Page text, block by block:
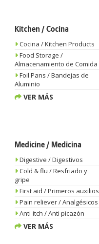
Kitchen / Cocina
Cocina / Kitchen Products
Food Storage /
Almacenamiento de Comida
Foil Pans / Bandejas de
Aluminio
VER MÁS
Medicine / Medicina
Digestive / Digestivos
Cold & flu / Resfriado y
gripe
First aid / Primeros auxilios
Pain reliever / Analgésicos
Anti-itch / Anti picazón
VER MÁS